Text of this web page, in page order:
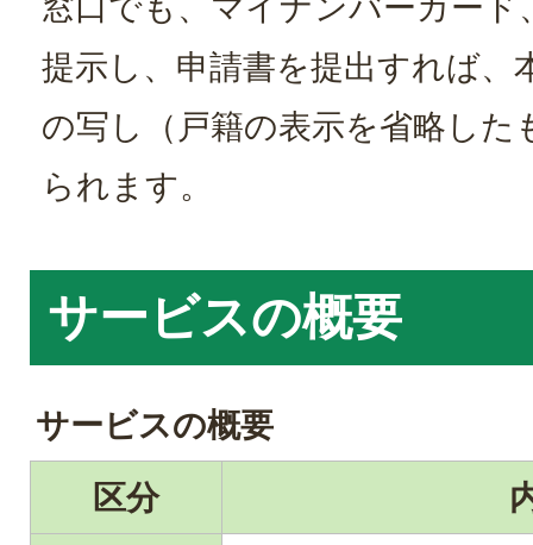
提示し、申請書を提出すれば、
の写し（戸籍の表示を省略した
られます。
サービスの概要
サービスの概要
区分